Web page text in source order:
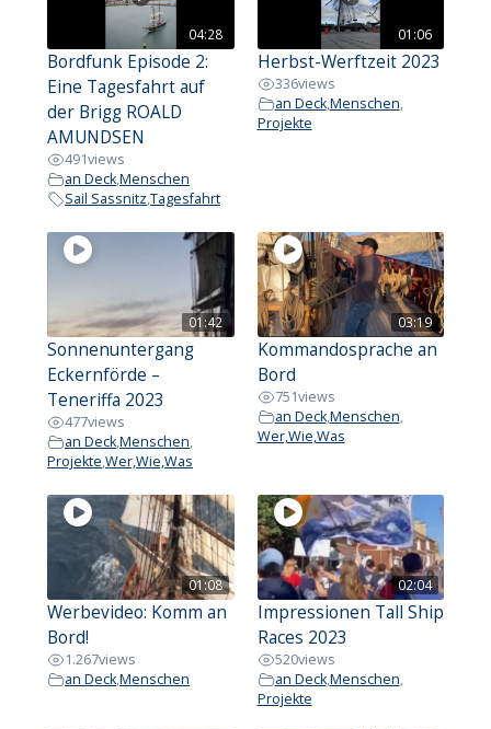
04:28
Bordfunk Episode 2:
Eine Tagesfahrt auf
der Brigg ROALD
AMUNDSEN
491views
an Deck,Menschen
Sail Sassnitz,Tagesfahrt
01:06
Herbst-Werftzeit 2023
336views
an Deck,Menschen,
Projekte
01:42
Sonnenuntergang
Eckernförde –
Teneriffa 2023
477views
an Deck,Menschen,
Projekte,Wer,Wie,Was
03:19
Kommandosprache an
Bord
751views
an Deck,Menschen,
Wer,Wie,Was
01:08
Werbevideo: Komm an
Bord!
1.267views
an Deck,Menschen
02:04
Impressionen Tall Ship
Races 2023
520views
an Deck,Menschen,
Projekte